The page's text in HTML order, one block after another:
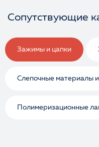
Сопутствующие
Зажимы и цапки
Слепочные материалы
Полимеризационные